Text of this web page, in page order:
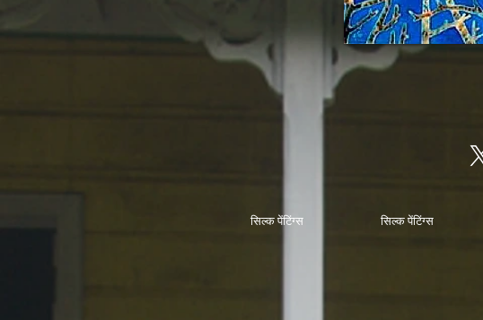
सिल्क पेंटिंग्स सिल्क पेंटिंग्स